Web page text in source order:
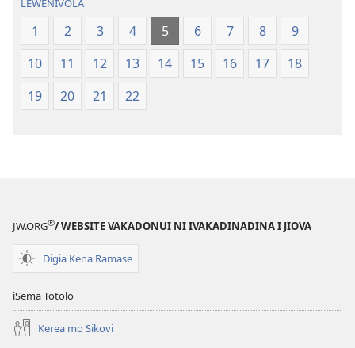
Vuravura
Vou
LEWENIVOLA
1 2 3 4 5 6 7 8
9
10
11 12 13 14 15 16 17
18
19
20 21 22
JW.ORG®/ WEBSITE VAKADONUI NI IVAKADINADINA I JIOVA
Digia Kena Ramase
iSema Totolo
Kerea mo Sikovi